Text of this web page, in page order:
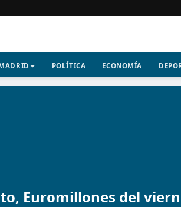
POLÍTICA ECONOMÍA
Euromillones del